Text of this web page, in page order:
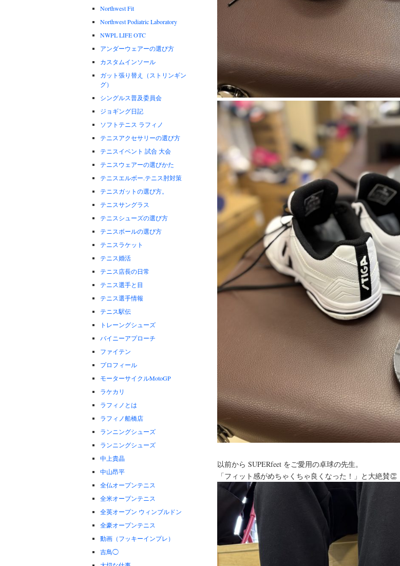
以前から SUPERfeet をご愛用の卓球の先生。
「フィット感がめちゃくちゃ良くなった！」と大絶賛👏
Northwest Fit
Northwest Podiatric Laboratory
NWPL LIFE OTC
アンダーウェアーの選び方
カスタムインソール
ガット張り替え（ストリンギン
グ）
シングルス普及委員会
ジョギング日記
ソフトテニス ラフィノ
テニスアクセサリーの選び方
テニスイベント 試合 大会
テニスウェアーの選びかた
テニスエルボー.テニス肘対策
テニスガットの選び方。
テニスサングラス
テニスシューズの選び方
テニスボールの選び方
テニスラケット
テニス婚活
テニス店長の日常
テニス選手と目
テニス選手情報
テニス駅伝
トレーングシューズ
バイニーアプローチ
ファイテン
プロフィール
モーターサイクルMotoGP
ラケカリ
ラフィノとは
ラフィノ船橋店
ランニングシューズ
ランニングシューズ
中上貴晶
中山昂平
全仏オープンテニス
全米オープンテニス
全英オープン ウィンブルドン
全豪オープンテニス
動画（フッキーインプレ）
吉鳥◯